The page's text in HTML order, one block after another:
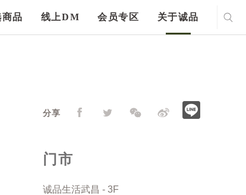
品 线上DM 会员专区 关于诚品
分享
门市
诚品生活武昌 - 3F